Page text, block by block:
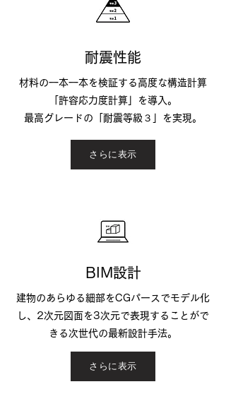
耐震性能
​材料の一本一本を検証する高度な構造計算
「許容応力度計算」を導入。
最高グレードの「耐震等級３」を実現。
さらに表示
BIM設計
建物のあらゆる細部をCGパースでモデル化
し、2次元図面を3次元で表現することがで
きる次世代の最新設計手法。
さらに表示